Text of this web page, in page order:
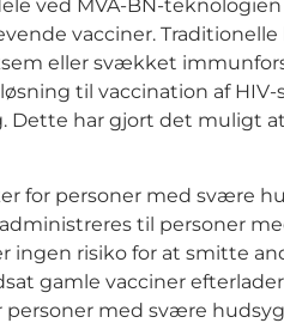
ved MVA-BN-
vacciner.
eller svækket
til vaccination af
Dette har gjort det muligt
for personer med svære
til personer
ingen risiko for at smitte
gamle vacciner
personer med svære